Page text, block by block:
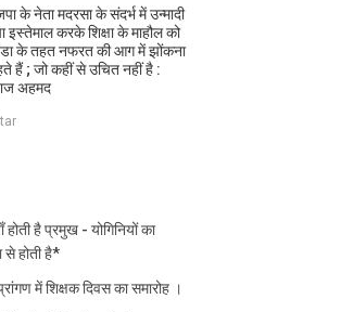
के नेता मदरसा के संदर्भ में उन्मादी
इस्तेमाल करके शिक्षा के माहौल को
के तहत नफरत की आग में झोंकना
हैं ; जो कहीं से उचित नहीं है :
अहमद
होती है प्रमुख - योगिनियों का
से होती है*
में शिक्षक दिवस का समारोह ।